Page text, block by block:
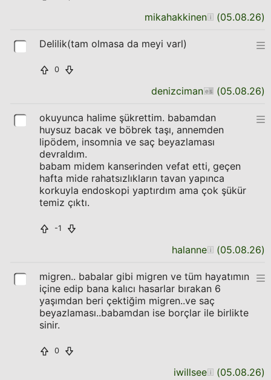
mikahakkinen (05.08.26)
Delilik(tam olmasa da meyi varl)
0
denizciman (05.08.26)
okuyunca halime şükrettim. babamdan
huysuz bacak ve böbrek taşı, annemden
lipödem, insomnia ve saç beyazlaması
devraldım.
babam midem kanserinden vefat etti, geçen
hafta mide rahatsızlıkların tavan yapınca
korkuyla endoskopi yaptırdım ama çok şükür
temiz çıktı.
-1
halanne (05.08.26)
migren.. babalar gibi migren ve tüm hayatımın
içine edip bana kalıcı hasarlar bırakan 6
yaşımdan beri çektiğim migren..ve saç
beyazlaması..babamdan ise borçlar ile birlikte
sinir.
0
iwillsee (05.08.26)